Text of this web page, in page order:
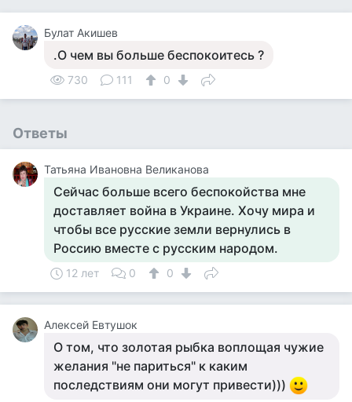
Булат Акишев
.О чем вы больше беспокоитесь ?
730 111 0
Ответы
Татьяна Ивановна Великанова
Сейчас больше всего беспокойства мне
доставляет война в Украине. Хочу мира и
чтобы все русские земли вернулись в
Россию вместе с русским народом.
12 лет 0 0
Алексей Евтушок
О том, что золотая рыбка воплощая чужие
желания "не париться" к каким
последствиям они могут привести)))